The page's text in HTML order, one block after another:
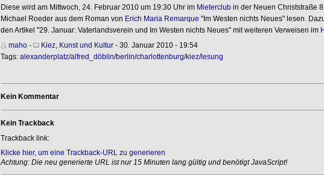
Diese wird am Mittwoch, 24. Februar 2010 um 19:30 Uhr im Mieterclubin der Neuen Christstraße
Michael Roeder aus dem Roman von Erich Maria Remarque "Im Westen nichts Neues" lesen.
den Artikel "29. Januar: Vaterlandsverein und Im Westen nichts Neues" mit weiteren Verweisen im
maho- Kiez, Kunst und Kultur- 30. Januar 2010 - 19:54
Tags: alexanderplatz/alfred_döblin/berlin/charlottenburg/kiez/lesung
Kein Kommentar
Kein Trackback
Trackback link:
Klicke hier, um eine Trackback-URL zu generieren
Achtung: Die neu generierte URL ist nur 15 Minuten lang gültig und benötigt JavaScript!